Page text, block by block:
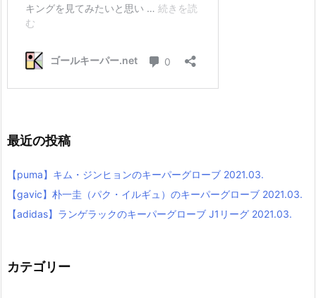
最近の投稿
【puma】キム・ジンヒョンのキーパーグローブ 2021.03.
【gavic】朴一圭（パク・イルギュ）のキーパーグローブ 2021.03.
【adidas】ランゲラックのキーパーグローブ J1リーグ 2021.03.
カテゴリー